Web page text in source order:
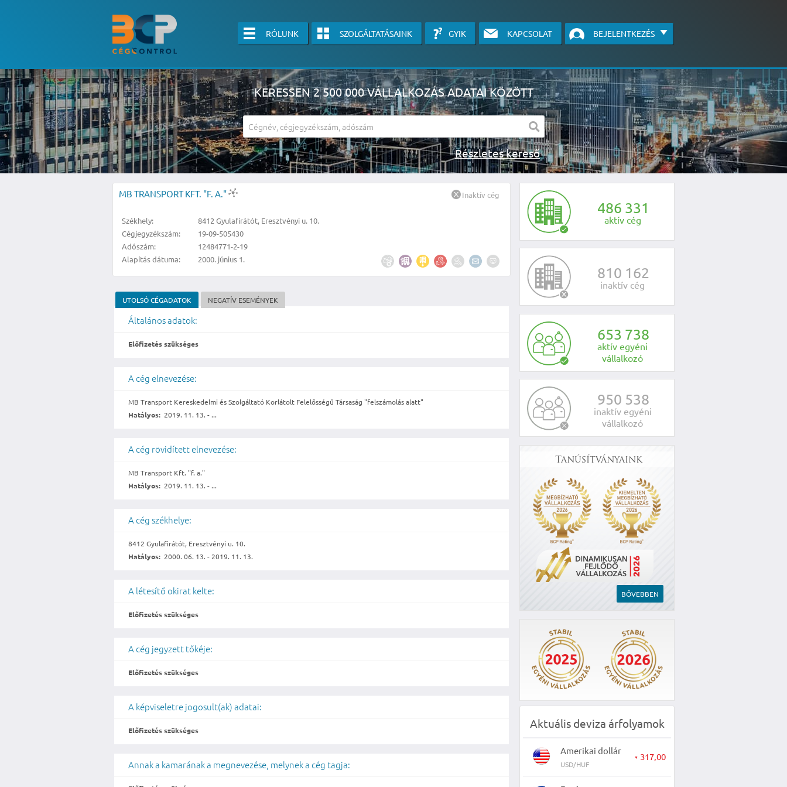
RÓLUNK SZOLGÁLTATÁSAINK GYIK KAPCSOLAT BEJELENTKEZÉS
KERESSEN 2 500 000 VÁLLALKOZÁS ADATAI KÖZÖTT
Részletes kereső
A részletes kereső csak belépett felhasználók számára érhető el, használatához kérjük jelentkezzen be, vagy vegye fel velünk a kapcsolatot az alábbi
KÉRJEN INGYENES ÁRAJÁNLATOT IDE KATTINTVA!
486 331
aktív cég
810 162
inaktív cég
653 738
aktív egyéni
vállalkozó
950 538
inaktív egyéni
vállalkozó
Tanúsítványaink
BŐVEBBEN
Aktuális deviza árfolyamok
Amerikai dollár
USD/HUF
▼ 317,00
MB TRANSPORT KFT. "F. A."
Székhely:
8412 Gyulafirátót, Eresztvényi u. 10.
Cégjegyzékszám:
19-09-505430
Adószám:
12484771-2-19
Alapítás dátuma:
2000. június 1.
Inaktív cég
UTOLSÓ CÉGADATOK NEGATÍV ESEMÉNYEK
Általános adatok:
Előfizetés szükséges
A cég elnevezése:
MB Transport Kereskedelmi és Szolgáltató Korlátolt Felelősségű Társaság "felszámolás alatt"
Hatályos: 2019. 11. 13. - ...
A cég rövidített elnevezése:
MB Transport Kft. "f. a."
Hatályos: 2019. 11. 13. - ...
A cég székhelye:
8412 Gyulafirátót, Eresztvényi u. 10.
Hatályos: 2000. 06. 13. - 2019. 11. 13.
A létesítő okirat kelte:
Előfizetés szükséges
A cég jegyzett tőkéje:
Előfizetés szükséges
A képviseletre jogosult(ak) adatai:
Előfizetés szükséges
Annak a kamarának a megnevezése, melynek a cég tagja: